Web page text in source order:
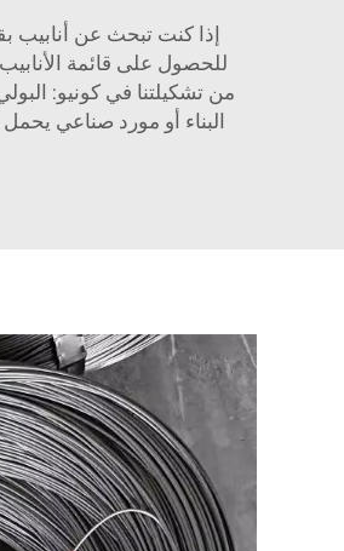
إذا كنت تبحث عن أنابيب
البناء أو مورد صناعي